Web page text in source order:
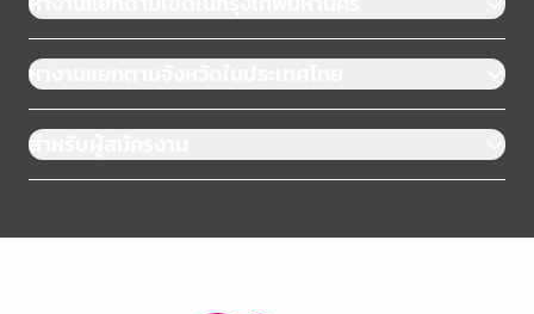
หางานแยกตามจังหวัดในประเทศไทย
สำหรับผู้สมัครงาน